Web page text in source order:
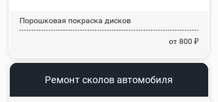
Порошковая покраска дисков
от 800 ₽
Ремонт сколов автомобиля